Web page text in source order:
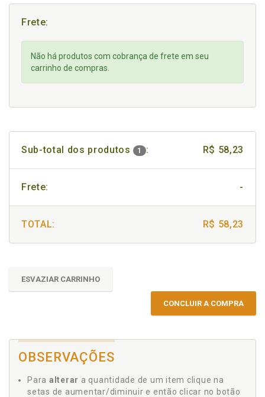
Frete:
Não há produtos com cobrança de frete em seu
carrinho de compras.
Sub-total dos produtos 1 : R$ 58,23
Frete: -
TOTAL: R$ 58,23
ESVAZIAR CARRINHO
CONCLUIR A COMPRA
OBSERVAÇÕES
Para alterar a quantidade de um item clique na
setas de aumentar/diminuir e então clicar no botão